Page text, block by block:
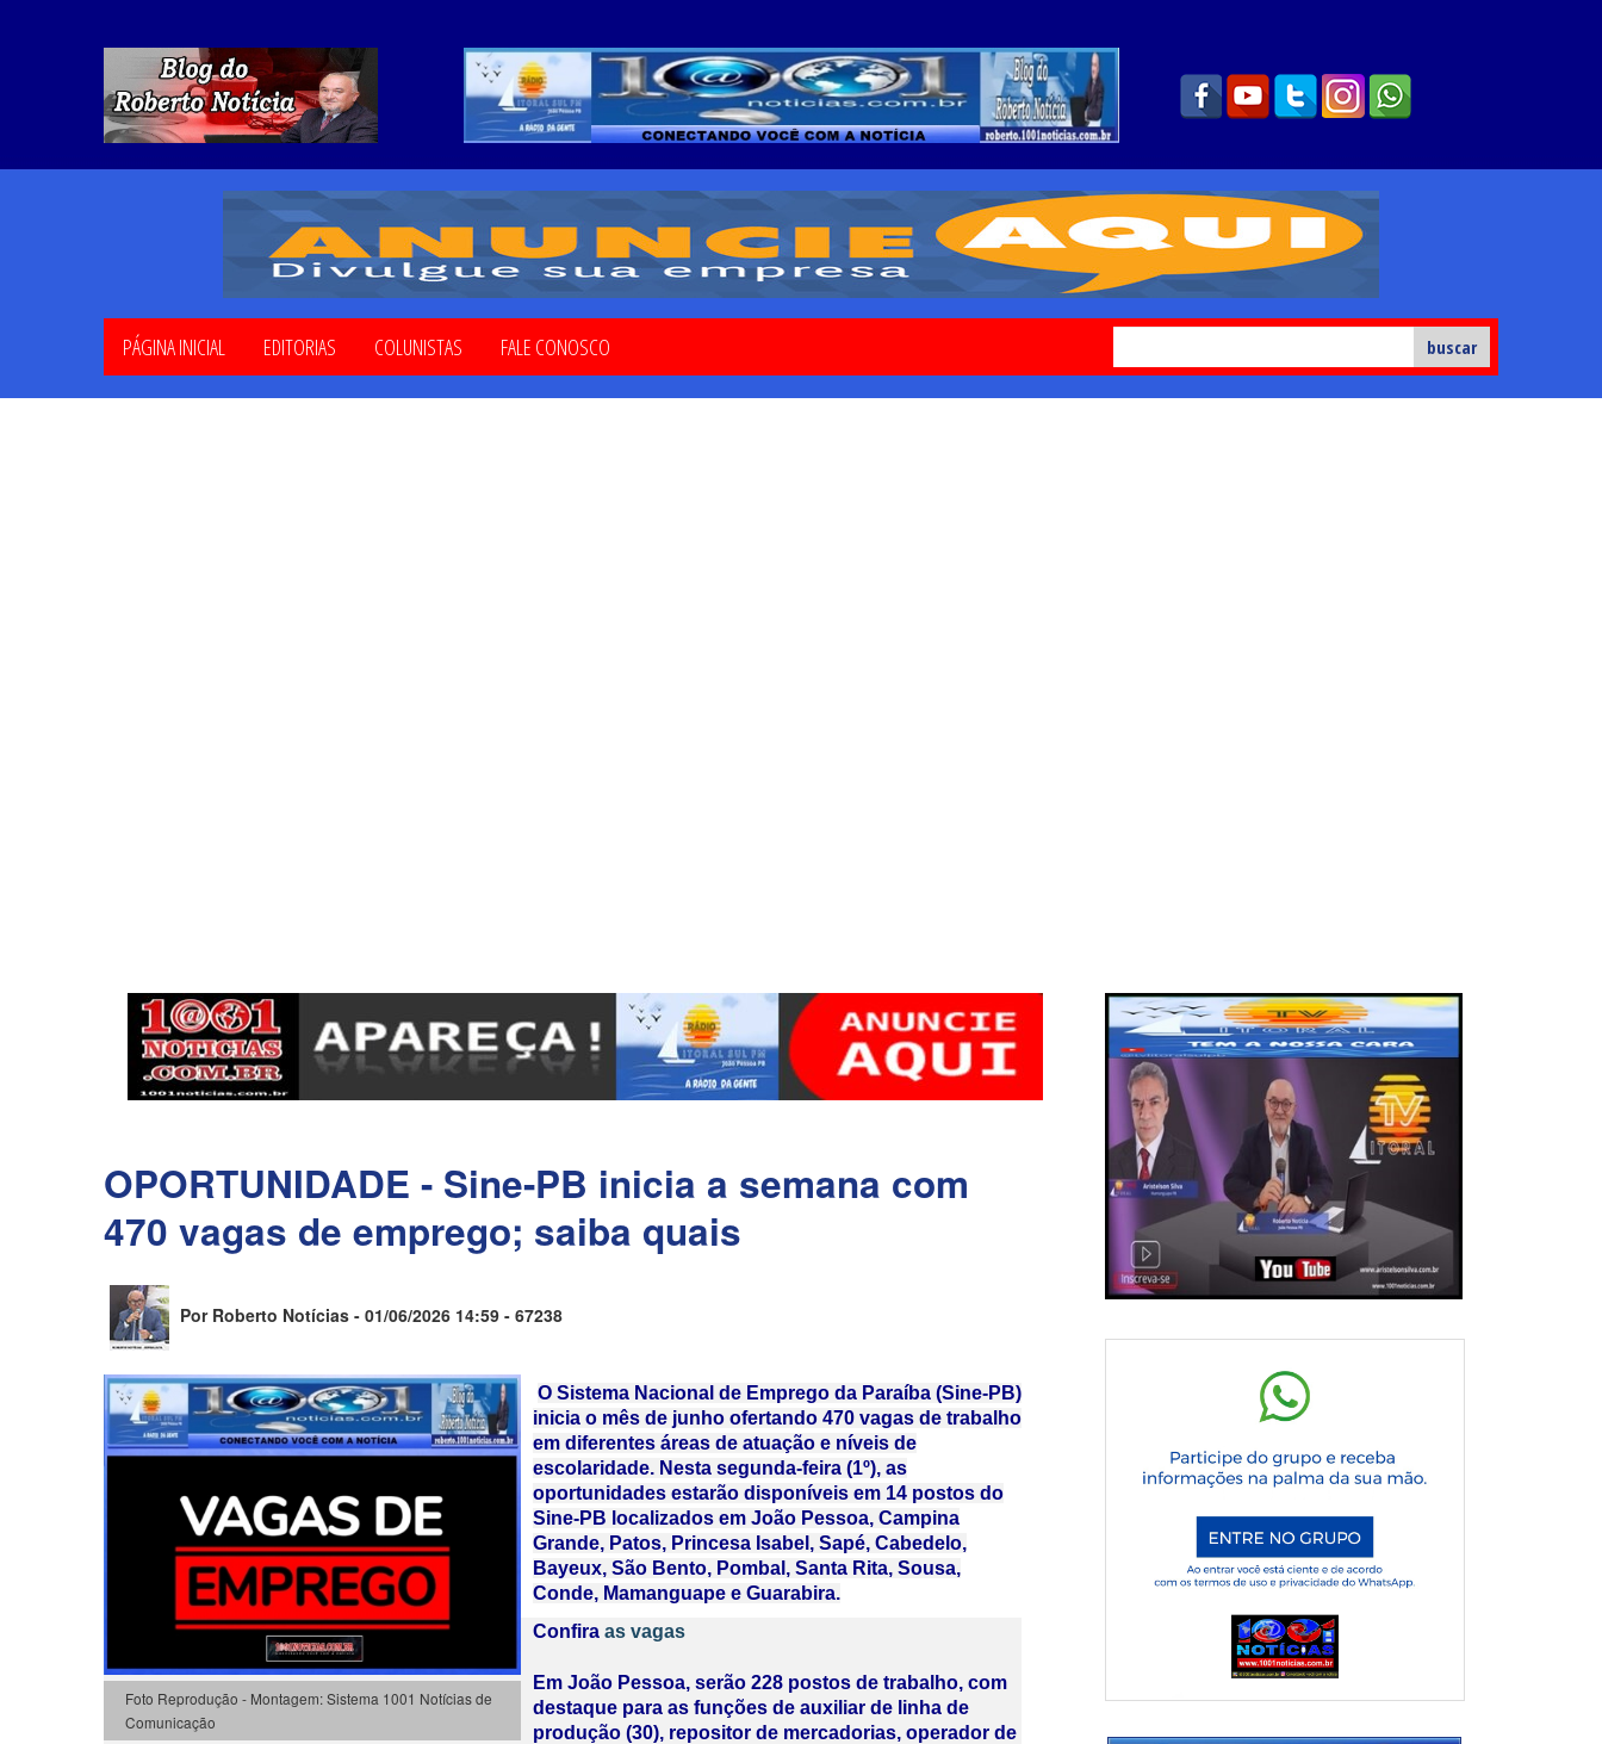
PÁGINA INICIAL EDITORIAS COLUNISTAS FALE CONOSCO
OPORTUNIDADE - Sine-PB inicia a semana com
470 vagas de emprego; saiba quais
Por Roberto Notícias - 01/06/2026 14:59 - 67238
Foto Reprodução - Montagem: Sistema 1001 Notícias de
Comunicação
O Sistema Nacional de Emprego da Paraíba (Sine-PB)
inicia o mês de junho ofertando 470 vagas de trabalho
em diferentes áreas de atuação e níveis de
escolaridade. Nesta segunda-feira (1º), as
oportunidades estarão disponíveis em 14 postos do
Sine-PB localizados em João Pessoa, Campina
Grande, Patos, Princesa Isabel, Sapé, Cabedelo,
Bayeux, São Bento, Pombal, Santa Rita, Sousa,
Conde, Mamanguape e Guarabira.
Confira as vagas
Em João Pessoa, serão 228 postos de trabalho, com
destaque para as funções de auxiliar de linha de
produção (30), repositor de mercadorias, operador de